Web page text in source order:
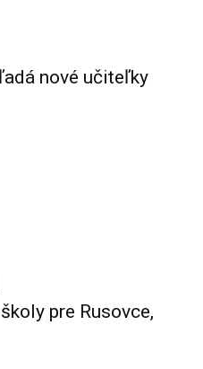
nové učiteľky
pre Rusovce,